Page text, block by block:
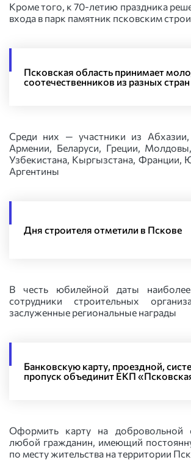
Кроме того, к 70-летию праздника
входа в парк памятник псковским
Псковская область принимает
соотечественников из разных стран
Среди них — участники из Абхазии,
Армении, Беларуси, Греции,
Узбекистана, Кыргызстана, Франции,
Аргентины
Дня строителя отметили в Пскове
В честь юбилейной даты
сотрудники строительных
заслуженные региональные награды
Банковскую карту, проездной,
пропуск объединит ЕКП
Оформить карту на добровольной
любой гражданин, имеющий
по месту жительства на территории